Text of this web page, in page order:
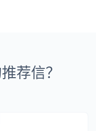
荐信？